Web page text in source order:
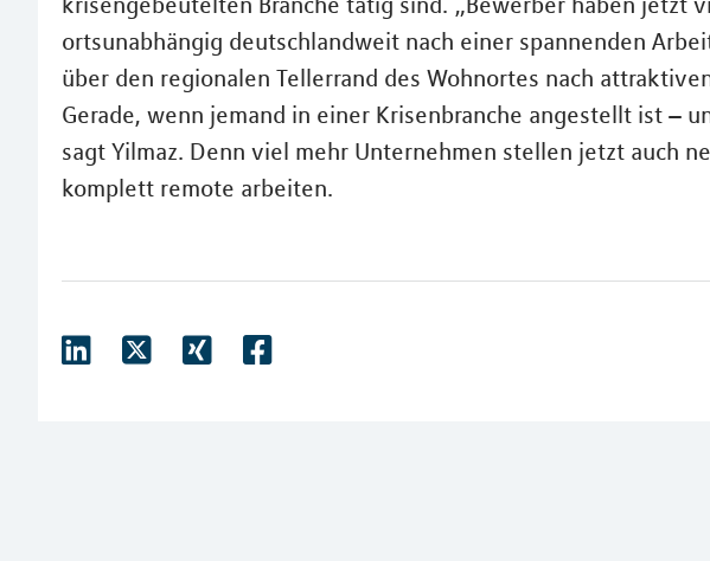
ortsunabhängig deutschlandweit nach einer spannenden
über den regionalen Tellerrand des Wohnortes nach
Gerade, wenn jemand in einer Krisenbranche angestellt ist –
sagt Yilmaz. Denn viel mehr Unternehmen stellen jetzt auch
komplett remote arbeiten.